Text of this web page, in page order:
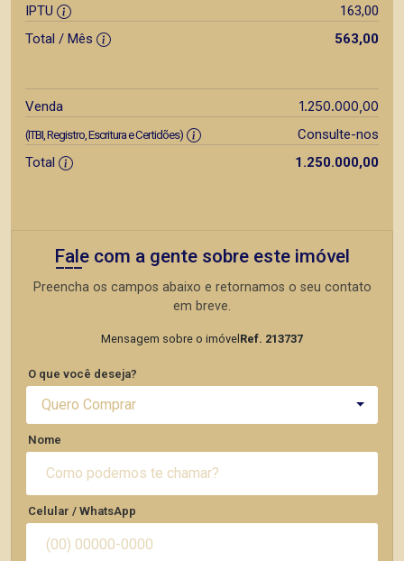
IPTU
163,00
Total / Mês
563,00
Venda 1.250.000,00
(ITBI, Registro, Escritura e Certidões)
Consulte-nos
Total
1.250.000,00
Fale com a gente sobre este imóvel
Preencha os campos abaixo e retornamos o seu contato
em breve.
Mensagem sobre o imóvel Ref. 213737
O que você deseja?
Quero Comprar
Nome
Celular / WhatsApp